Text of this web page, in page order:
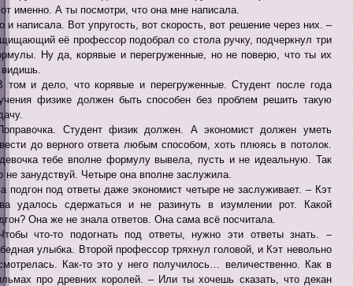
именно. А ты посмотри, что она мне написала.
и написала. Вот упругость, вот скорость, вот решение через них. –
её профессор подобрал со стола ручку, подчеркнул три
Ну да, корявые и перегруженные, но не поверю, что ты их
том и дело, что корявые и перегруженные. Студент после года
физике должен быть способен без проблем решить такую
Студент физик должен. А экономист должен уметь
до верного ответа любым способом, хоть плюясь в потолок.
тебе вполне формулу вывела, пусть и не идеальную. Так
не занудствуй. Четыре она вполне заслужила.
подгон под ответы даже экономист четыре не заслуживает. – Кэт
удалось сдержаться и не разинуть в изумлении рот. Какой
Она же не знала ответов. Она сама всё посчитала.
что-то подогнать под ответы, нужно эти ответы знать. –
улыбка. Второй профессор тряхнул головой, и Кэт невольно
Как-то это у него получилось… величественно. Как в
про древних королей. – Или ты хочешь сказать, что декан